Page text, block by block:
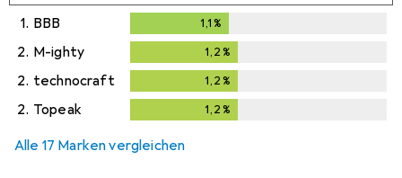
1. BBB 1,1 %
2. M-ighty 1,2 %
2. technocraft 1,2 %
2. Topeak 1,2 %
Alle 17 Marken vergleichen